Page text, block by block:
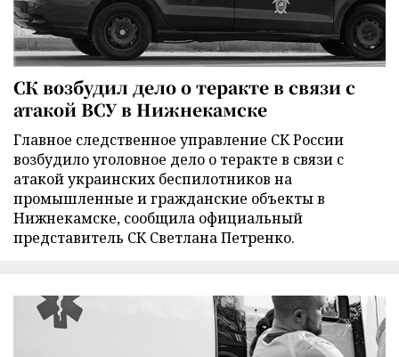
СК возбудил дело о теракте в связи с
атакой ВСУ в Нижнекамске
Главное следственное управление СК России
возбудило уголовное дело о теракте в связи с
атакой украинских беспилотников на
промышленные и гражданские объекты в
Нижнекамске, сообщила официальный
представитель СК Светлана Петренко.